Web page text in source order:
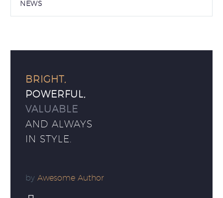
NEWS
BRIGHT,
POWERFUL,
VALUABLE
AND ALWAYS
IN STYLE.
by Awesome Author